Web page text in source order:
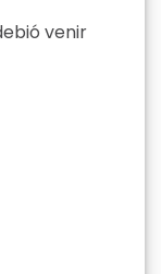
venir